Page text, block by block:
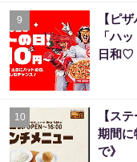
9
【ピ
「ハ
日和♡
10
【ス
期間に
で》